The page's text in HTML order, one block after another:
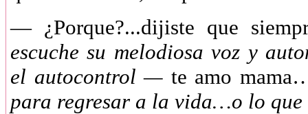
— ¿Porque?...dijiste que
escuche su melodiosa voz y
el autocontrol — te amo
para regresar a la vida…o lo que